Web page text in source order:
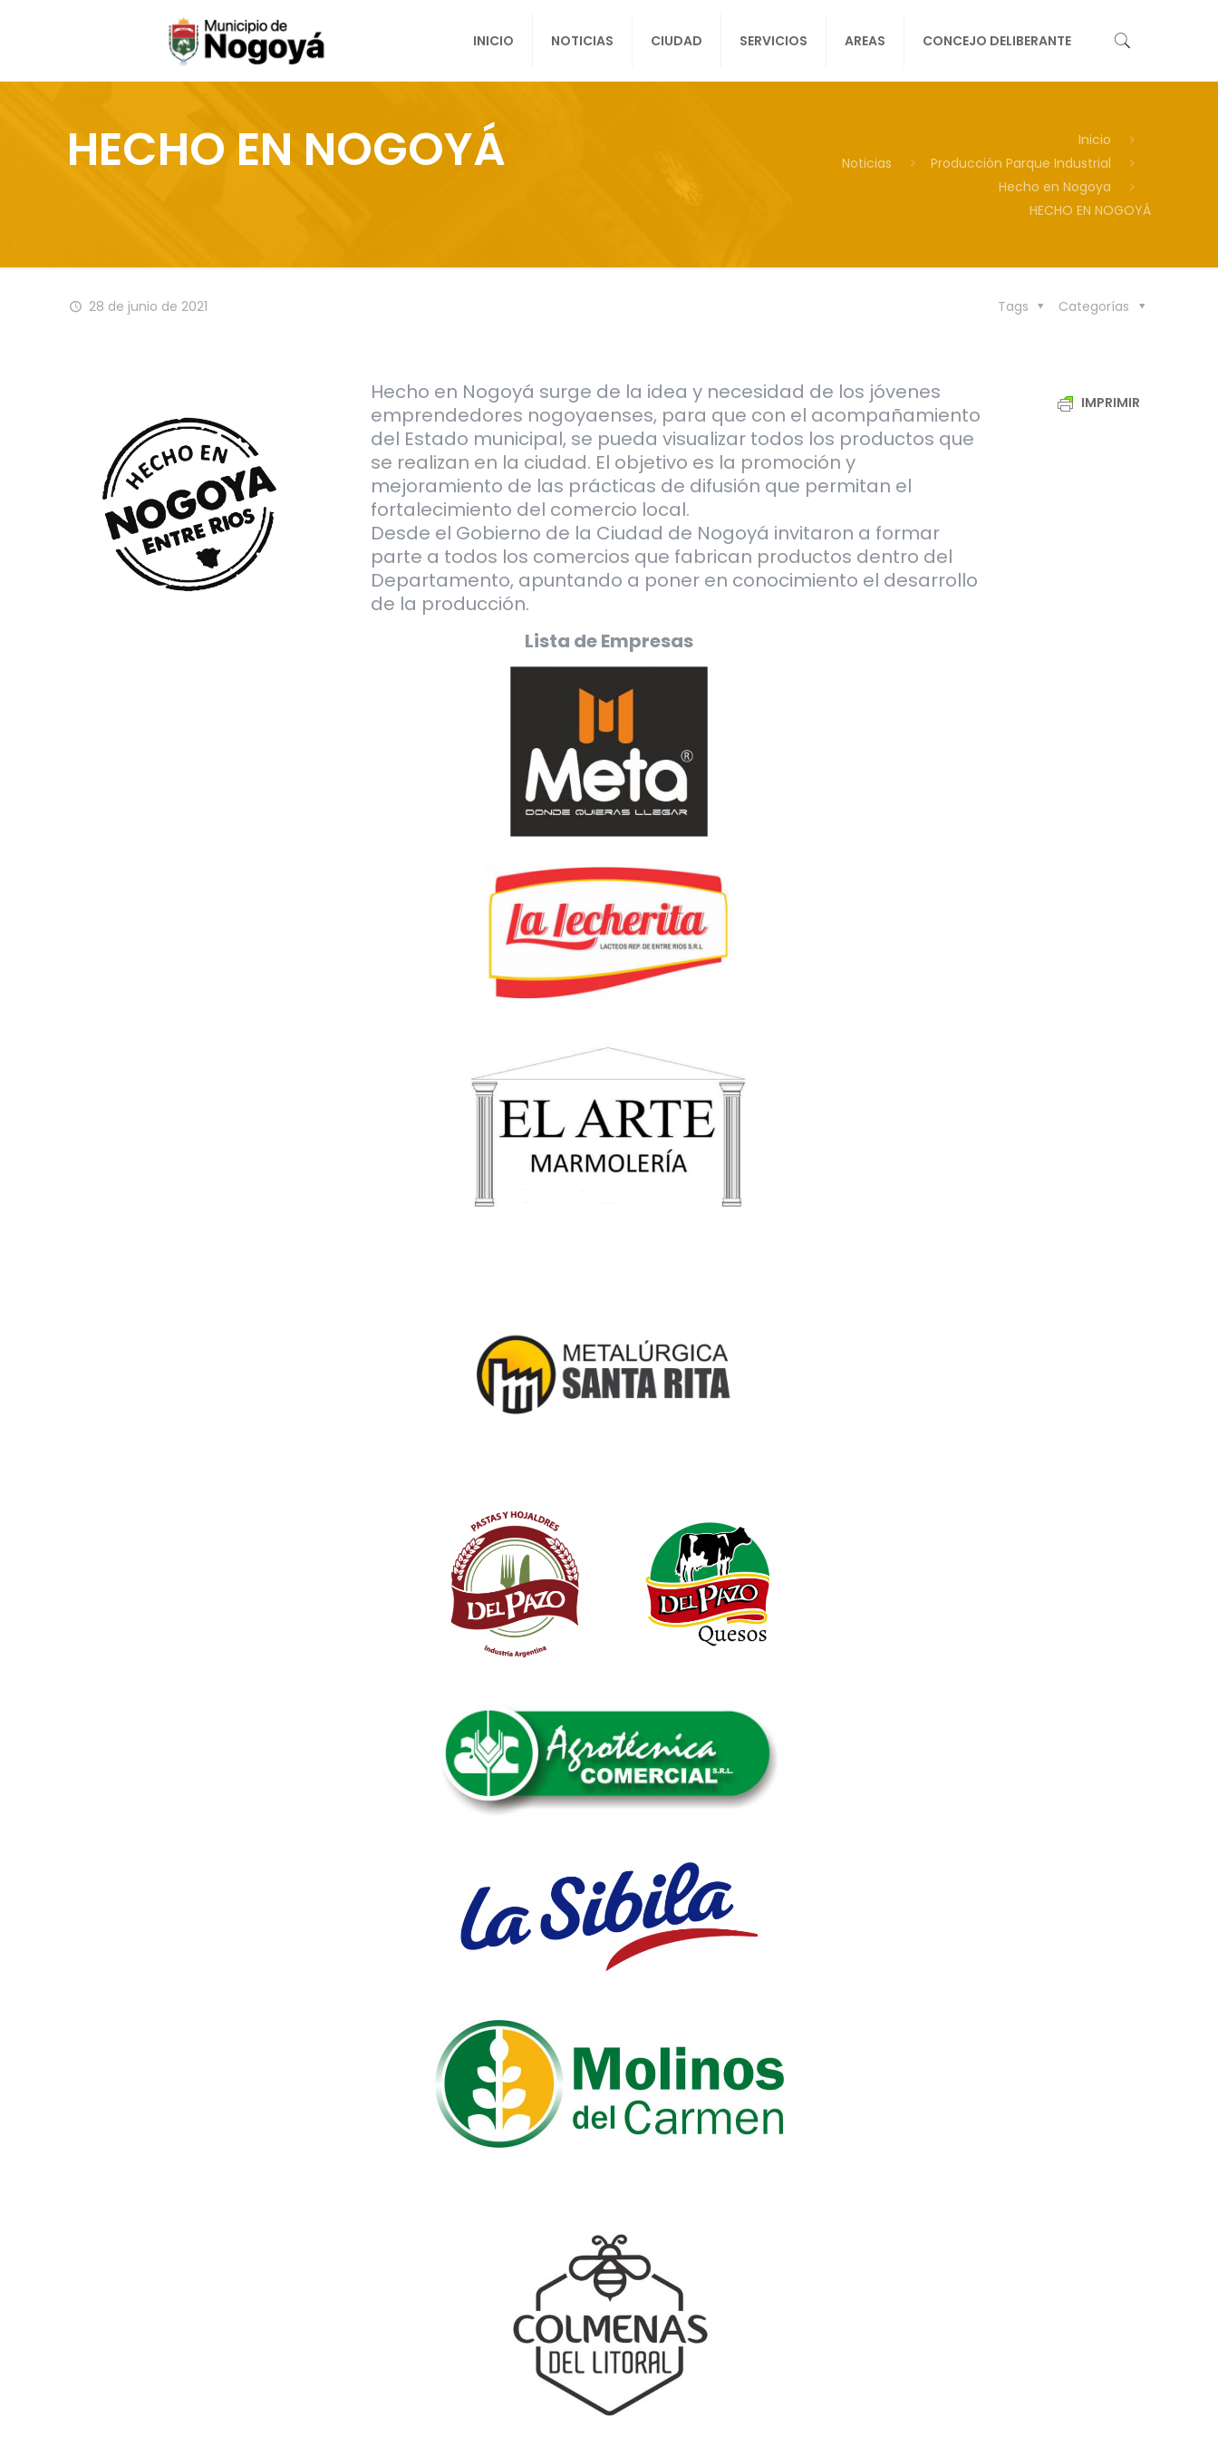
INICIO NOTICIAS CIUDAD SERVICIOS AREAS CONCEJO DELIBERANTE
HECHO EN NOGOYÁ
Inicio
Noticias
Producción Parque Industrial
Hecho en Nogoya
HECHO EN NOGOYÁ
28 de junio de 2021 Categorías
Tags
IMPRIMIR
Hecho en Nogoyá surge de la idea y necesidad de los jóvenes
emprendedores nogoyaenses, para que con el acompañamiento
del Estado municipal, se pueda visualizar todos los productos que
se realizan en la ciudad. El objetivo es la promoción y
mejoramiento de las prácticas de difusión que permitan el
fortalecimiento del comercio local.
Desde el Gobierno de la Ciudad de Nogoyá invitaron a formar
parte a todos los comercios que fabrican productos dentro del
Departamento, apuntando a poner en conocimiento el desarrollo
de la producción.
Lista de Empresas